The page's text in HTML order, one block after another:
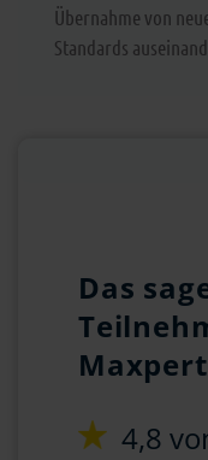
Übernahme von
Standards
Das
4,8